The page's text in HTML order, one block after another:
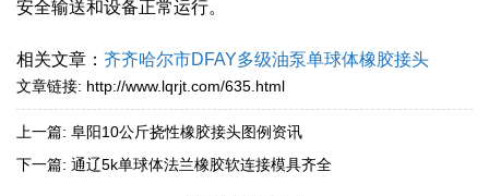
安全输送和设备正常运行。
相关文章： 齐齐哈尔市DFAY多级油泵单球体橡胶接头
文章链接: http://www.lqrjt.com/635.html
上一篇: 阜阳10公斤挠性橡胶接头图例资讯
下一篇: 通辽5k单球体法兰橡胶软连接模具齐全